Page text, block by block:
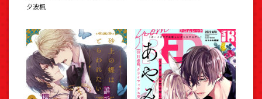
夕波楓